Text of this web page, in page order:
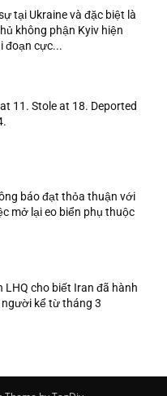
tại Ukraine và đặc biệt là
không phận Kyiv hiện
đoạn cực...
11. Stole at 18. Deported
báo đạt thỏa thuận với
mở lại eo biển phụ thuộc
LHQ cho biết Iran đã hành
kể từ tháng 3